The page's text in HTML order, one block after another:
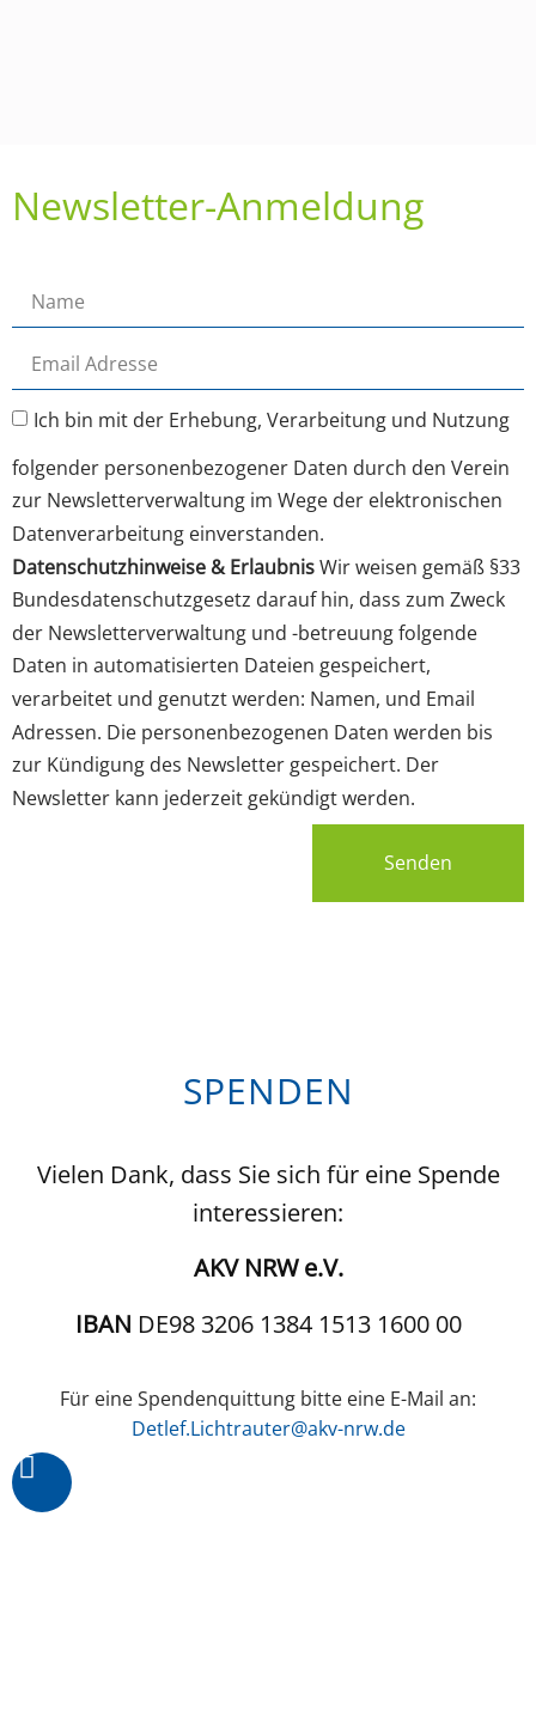
Newsletter-Anmeldung
Ich bin mit der Erhebung, Verarbeitung und Nutzung
folgender personenbezogener Daten durch den Verein
zur Newsletterverwaltung im Wege der elektronischen
Datenverarbeitung einverstanden.
Datenschutzhinweise & ErlaubnisWir weisen gemäß §33
Bundesdatenschutzgesetz darauf hin, dass zum Zweck
der Newsletterverwaltung und -betreuung folgende
Daten in automatisierten Dateien gespeichert,
verarbeitet und genutzt werden: Namen, und Email
Adressen. Die personenbezogenen Daten werden bis
zur Kündigung des Newsletter gespeichert. Der
Newsletter kann jederzeit gekündigt werden.
Senden
SPENDEN
Vielen Dank, dass Sie sich für eine Spende
interessieren:
AKV NRW e.V.
IBAN DE98 3206 1384 1513 1600 00
Für eine Spendenquittung bitte eine E-Mail an:
Detlef.Lichtrauter@akv-nrw.de